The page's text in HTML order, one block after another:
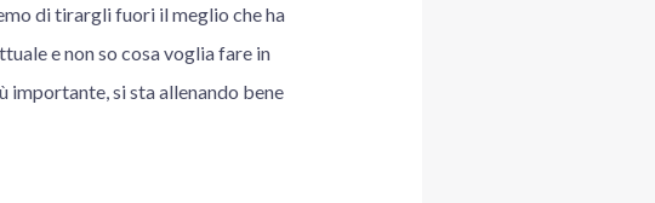
di tirargli fuori il meglio che ha
e non so cosa voglia fare in
importante, si sta allenando bene